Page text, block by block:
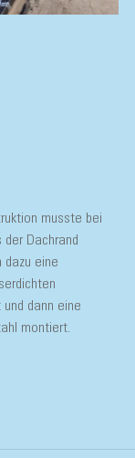
musste bei
Dachrand
dazu eine
und dann eine
montiert.